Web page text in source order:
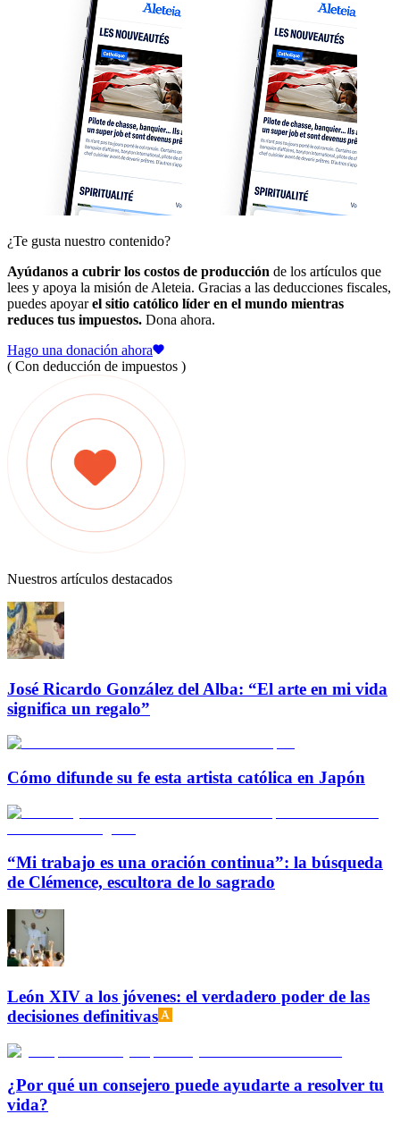
¿Te gusta nuestro contenido?
Ayúdanos a cubrir los costos de producción de los artículos que
lees y apoya la misión de Aleteia. Gracias a las deducciones fiscales,
puedes apoyarel sitio católico líder en el mundo mientras
reduces tus impuestos. Dona ahora.
Hago una donación ahora
( Con deducción de impuestos )
Nuestros artículos destacados
José Ricardo González del Alba: “El arte en mi vida
significa un regalo”
Cómo difunde su fe esta artista católica en Japón
“Mi trabajo es una oración continua”: la búsqueda
de Clémence, escultora de lo sagrado
León XIV a los jóvenes: el verdadero poder de las
decisiones definitivas
¿Por qué un consejero puede ayudarte a resolver tu
vida?